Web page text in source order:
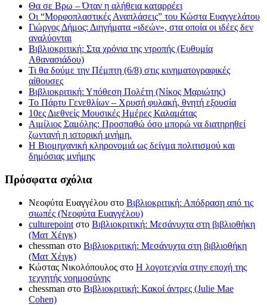
Θα σε Βρω – Όταν η αλήθεια καταρρέει
Οι “Μορφοπλαστικές Αναπλάσεις” του Κώστα Ευαγγελάτου
Γιώργος Δήμος: Διηγήματα «ιδεών», στα οποία οι ιδέες δεν
αναλύονται
Βιβλιοκριτική: Στα χρόνια της ντροπής (Ευθυμία
Αθανασιάδου)
Τι θα δούμε την Πέμπτη (6/8) στις κινηματογραφικές
αίθουσες
Βιβλιοκριτική: Υπόθεση Πολέτη (Νίκος Μαριώτης)
Το Πάρτυ Γενεθλίων – Χρυσή φυλακή, θνητή εξουσία
10ες Διεθνείς Μουσικές Ημέρες Καλαμάτας
Αιμίλιος Σαμόλης: Προσπαθώ όσο μπορώ να διατηρηθεί
ζωντανή η ιστορική μνήμη.
Η Βιομηχανική κληρονομιά ως δείγμα πολιτισμού και
δημόσιας μνήμης
Πρόσφατα σχόλια
Νεοφύτα Ευαγγέλου στο Βιβλιοκριτική: Απόδραση από τις
σιωπές (Νεοφύτα Ευαγγέλου)
culturepoint στο Βιβλιοκριτική: Μεσάνυχτα στη βιβλιοθήκη
(Ματ Χέιγκ)
chessman στο Βιβλιοκριτική: Μεσάνυχτα στη βιβλιοθήκη
(Ματ Χέιγκ)
Κώστας Νικολόπουλος στο Η λογοτεχνία στην εποχή της
τεχνητής νοημοσύνης
chessman στο Βιβλιοκριτική: Κακοί άντρες (Julie Mae
Cohen)